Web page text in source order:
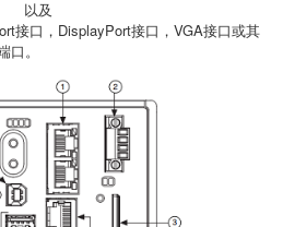
以及
接口，DisplayPort接口，VGA接口或其
。